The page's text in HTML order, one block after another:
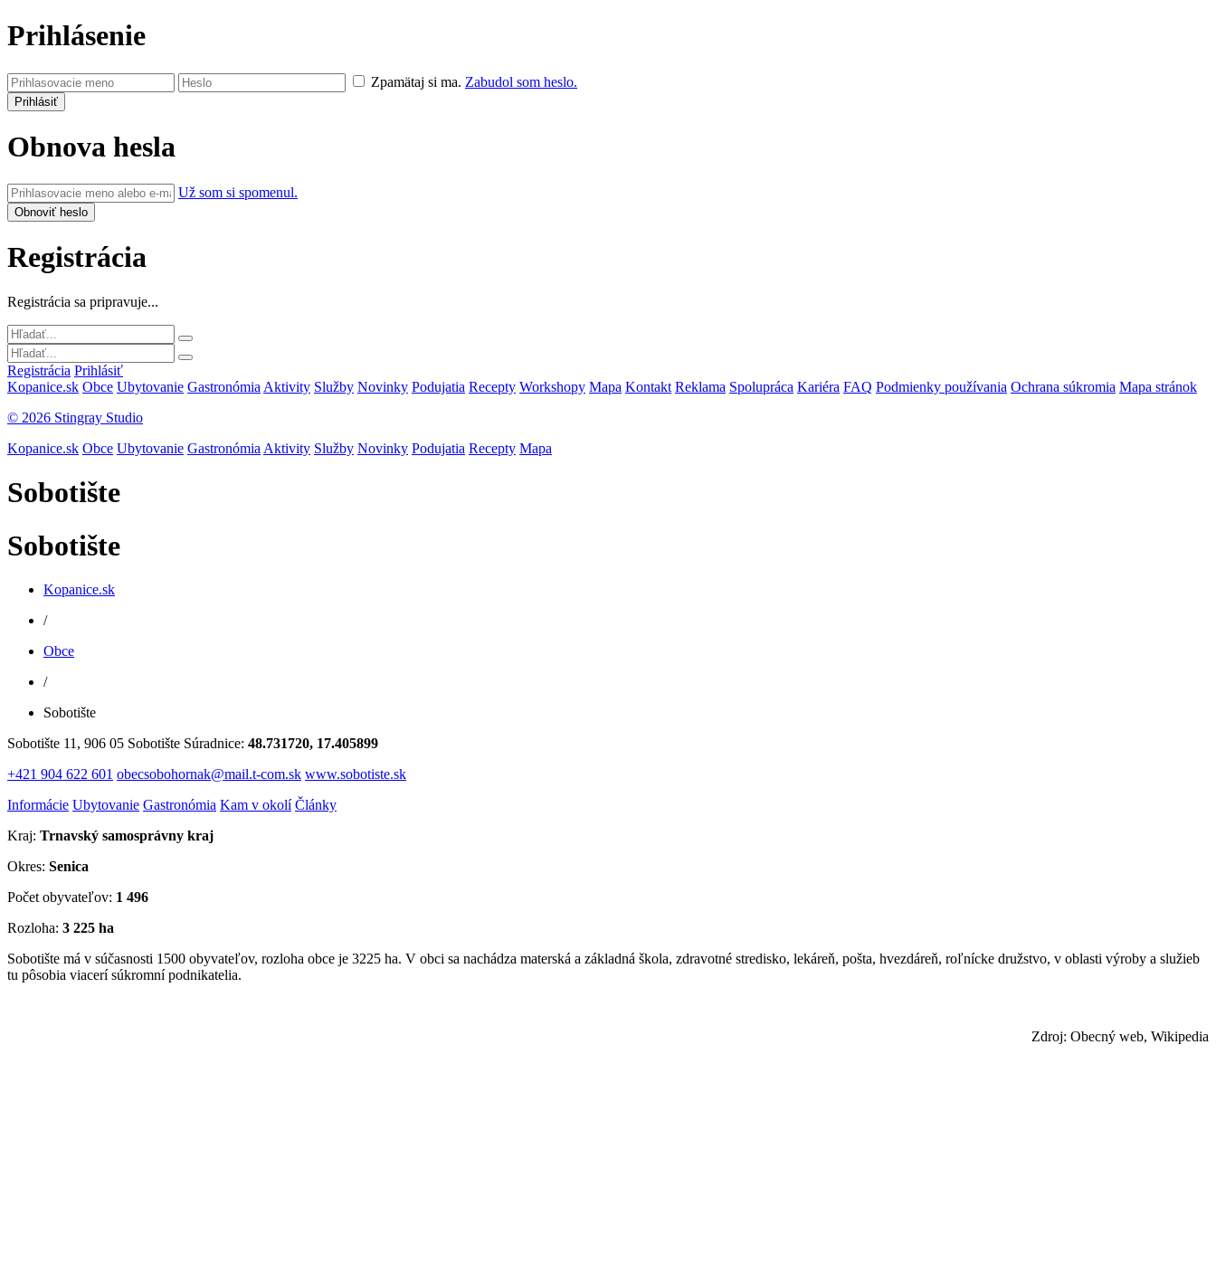
Prihlásenie
Zpamätaj si ma. Zabudol som heslo.
Obnova hesla
Už som si spomenul.
Registrácia
Registrácia sa pripravuje...
Registrácia Prihlásiť
Kopanice.sk Obce Ubytovanie Gastronómia Aktivity Služby Novinky Podujatia Recepty Workshopy Mapa Kontakt Reklama Spolupráca Kariéra FAQ Podmienky používania Ochrana súkromia Mapa stránok
© 2026 Stingray Studio
Kopanice.sk Obce Ubytovanie Gastronómia Aktivity Služby Novinky Podujatia Recepty Mapa
Sobotište
Sobotište
Kopanice.sk
/
Obce
/
Sobotište
Sobotište 11, 906 05 Sobotište Súradnice: 48.731720, 17.405899
+421 904 622 601 obecsobohornak@mail.t-com.sk www.sobotiste.sk
Informácie Ubytovanie Gastronómia Kam v okolí Články
Kraj: Trnavský samosprávny kraj
Okres: Senica
Počet obyvateľov: 1 496
Rozloha: 3 225 ha
Sobotište má v súčasnosti 1500 obyvateľov, rozloha obce je 3225 ha. V obci sa nachádza materská a základná škola, zdravotné stredisko, lekáreň, pošta, hvezdáreň, roľnícke družstvo, v oblasti výroby a služieb
tu pôsobia viacerí súkromní podnikatelia.
Zdroj: Obecný web, Wikipedia